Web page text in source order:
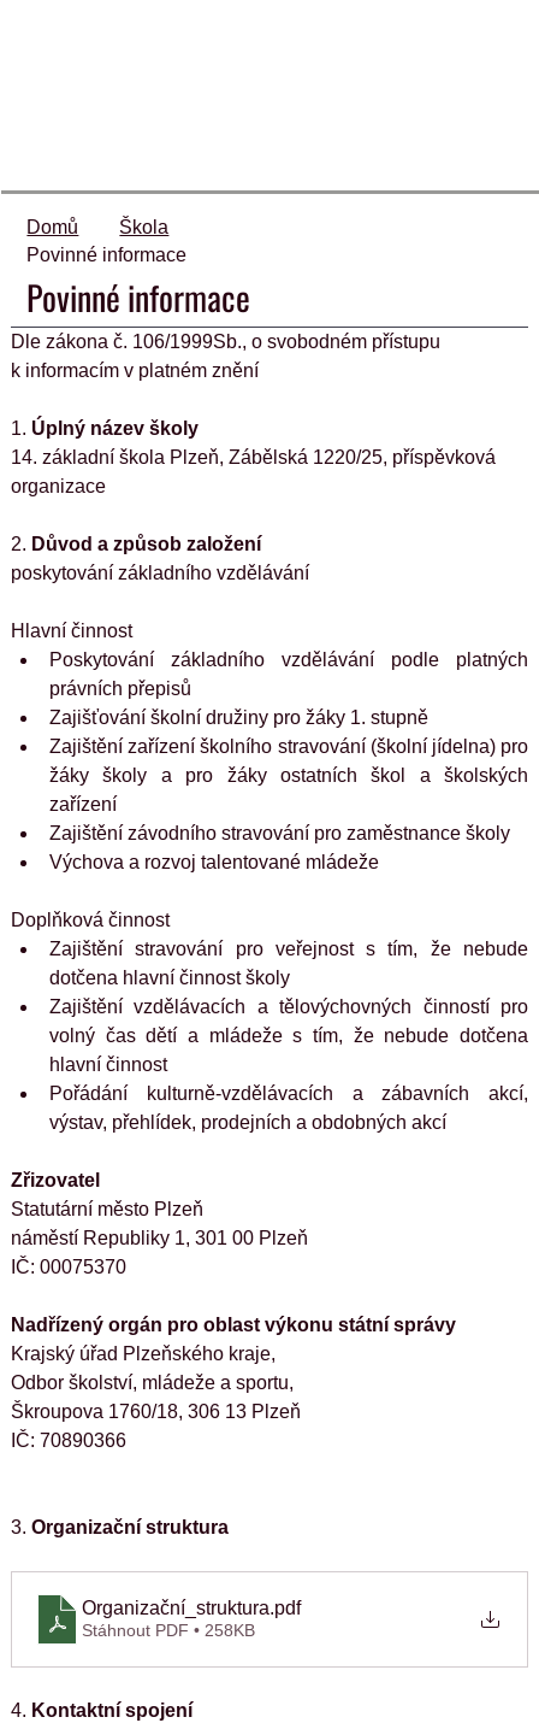
Škola
Povinné informace
Domů
Povinné informace
Dle zákona č. 106/1999Sb., o svobodném přístupu
k informacím v platném znění
1. Úplný název školy
14. základní škola Plzeň, Zábělská 1220/25, příspěvková
organizace
2. Důvod a způsob založení
poskytování základního vzdělávání
Hlavní činnost
Poskytování základního vzdělávání podle platných
právních přepisů
Zajišťování školní družiny pro žáky 1. stupně
Zajištění zařízení školního stravování (školní jídelna) pro
žáky školy a pro žáky ostatních škol a školských
zařízení
Zajištění závodního stravování pro zaměstnance školy
Výchova a rozvoj talentované mládeže
Doplňková činnost
Zajištění stravování pro veřejnost s tím, že nebude
dotčena hlavní činnost školy
Zajištění vzdělávacích a tělovýchovných činností pro
volný čas dětí a mládeže s tím, že nebude dotčena
hlavní činnost
Pořádání kulturně-vzdělávacích a zábavních akcí,
výstav, přehlídek, prodejních a obdobných akcí
Zřizovatel
Statutární město Plzeň
náměstí Republiky 1, 301 00 Plzeň
IČ: 00075370
Nadřízený orgán pro oblast výkonu státní správy
Krajský úřad Plzeňského kraje,
Odbor školství, mládeže a sportu,
Škroupova 1760/18, 306 13 Plzeň
IČ: 70890366
3. Organizační struktura
Organizační_struktura.pdf
Stáhnout PDF • 258KB
4. Kontaktní spojení